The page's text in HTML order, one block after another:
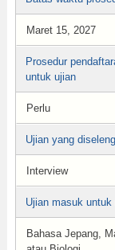
Maret 15, 2027
Prosedur
untuk ujian
Perlu
Ujian yang
Interview
Ujian masuk
Bahasa Jepang,